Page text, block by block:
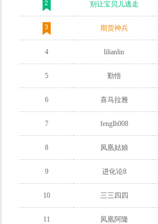
别让宝贝儿逃走
期货神兵
4 lilianlin
5 勤悟
6 喜马拉雅
7 fenglh008
8 凤凰姑娘
9 进化论8
10 三三四四
11 凤凰阿隆